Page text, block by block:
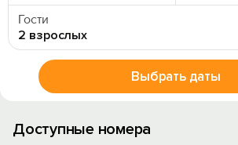
Гости
2 взрослых
Выбрать даты
Доступные номера